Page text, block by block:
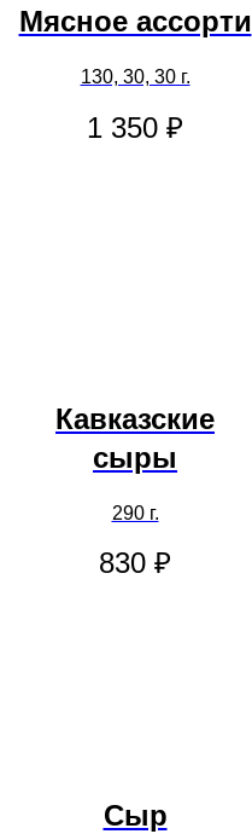
Мясное ассорти
130, 30, 30 г.
1 350 ₽
Кавказские
сыры
290 г.
830 ₽
Сыр